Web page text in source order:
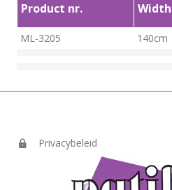
Product nr. Width
ML-3205 140cm
Privacybeleid